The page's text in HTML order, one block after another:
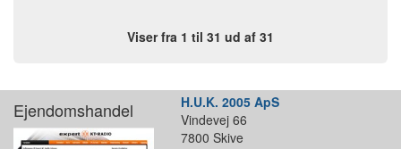
Viser fra 1 til 31 ud af 31
Ejendomshandel
H.U.K. 2005 ApS
Vindevej 66
7800 Skive